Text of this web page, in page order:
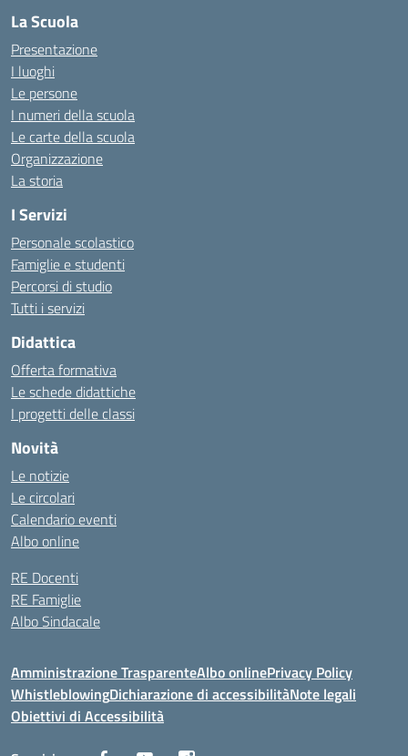
La Scuola
Presentazione
I luoghi
Le persone
I numeri della scuola
Le carte della scuola
Organizzazione
La storia
I Servizi
Personale scolastico
Famiglie e studenti
Percorsi di studio
Tutti i servizi
Didattica
Offerta formativa
Le schede didattiche
I progetti delle classi
Novità
Le notizie
Le circolari
Calendario eventi
Albo online
RE Docenti
RE Famiglie
Albo Sindacale
Amministrazione TrasparenteAlbo onlinePrivacy Policy
WhistleblowingDichiarazione di accessibilitàNote legali
Obiettivi di Accessibilità